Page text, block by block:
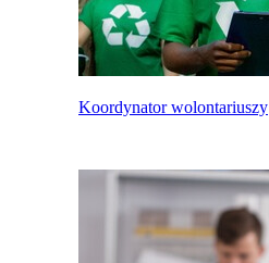
Koordynator wolontariuszy